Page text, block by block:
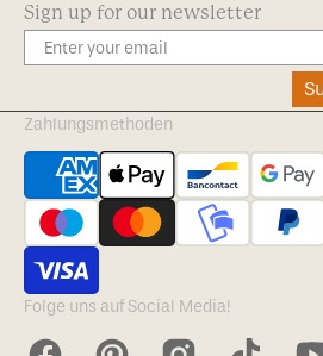
Sign up for our newsletter
Zahlungsmethoden
Folge uns auf Social Media!